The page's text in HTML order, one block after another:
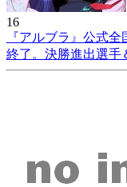
16
『アルブラ』公式
終了。決勝進出選手